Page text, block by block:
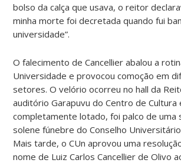
bolso da calça que usava, o reitor
minha morte foi decretada quando fui
universidade”.
O falecimento de Cancellier abalou a
Universidade e provocou comoção em
setores. O velório ocorreu no hall da
auditório Garapuvu do Centro de Cultura
completamente lotado, foi palco de uma
solene fúnebre do Conselho Universitário
Mais tarde, o CUn aprovou uma
nome de Luiz Carlos Cancellier de Olivo